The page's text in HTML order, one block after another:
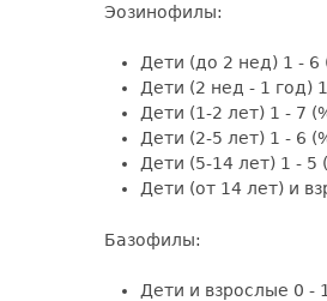
Эозинофилы:
Дети (до 2 нед) 1 - 6
Дети (2 нед - 1 год)
Дети (1-2 лет) 1 - 7
Дети (2-5 лет) 1 - 6
Дети (5-14 лет) 1 - 5
Дети (от 14 лет) и
Базофилы:
Дети и взрослые 0 -